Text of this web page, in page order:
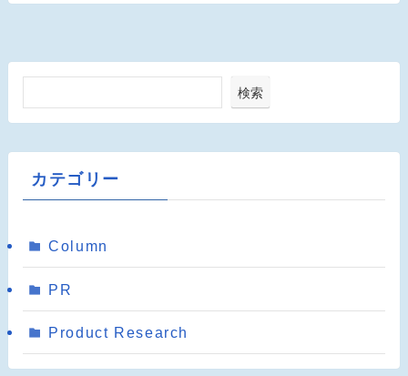
検索
カテゴリー
Column
PR
Product Research